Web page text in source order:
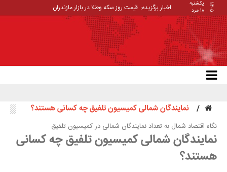
۱۴۰۵
یکشنبه
۱۸ مرد
اخبار برگزیده: قیمت روز سکه وطلا در بازار مازندران
نمایندگان شمالی کمیسیون تلفیق چه کسانی هستند؟
نگاه اقتصاد شمال به تعداد نمایندگان شمالی در کمیسیون تلفیق
نمایندگان شمالی کمیسیون تلفیق چه کسانی
هستند؟